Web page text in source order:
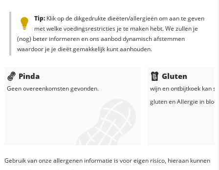
Tip:Klik op de dikgedrukte dieëten/allergieën om aan te geven
met welke voedingsrestricties je te maken hebt. We zullen je
(nog) beter informeren en ons aanbod dynamisch afstemmen
waardoor je je dieët gemakkelijk kunt aanhouden.
Pinda
Geen overeenkomsten gevonden.
Gluten
wijnenontbijtkoekkan
gluten enAllergie in
Gebruik van onze allergenen informatie is voor eigen risico, hieraan kunnen